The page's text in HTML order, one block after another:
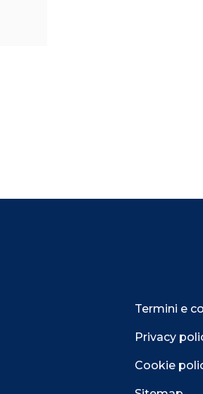
Termini e
Privacy
Cookie